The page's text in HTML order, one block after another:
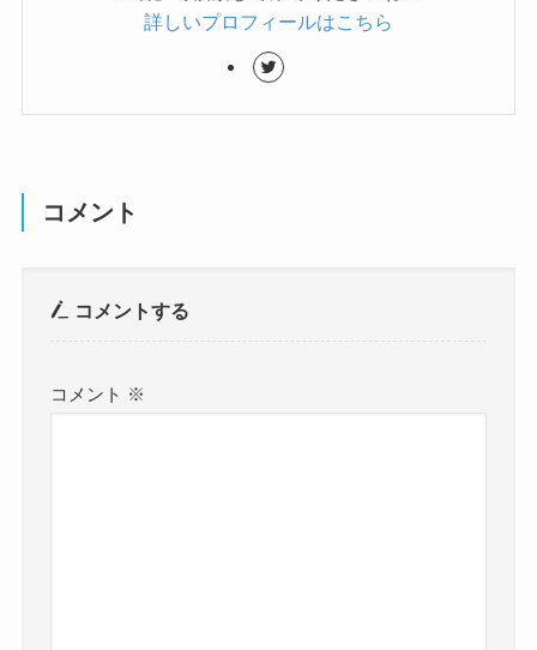
詳しいプロフィールはこちら
コメント
コメントする
コメント ※